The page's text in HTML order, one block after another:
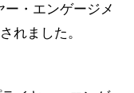
・エンゲージメ
れました。